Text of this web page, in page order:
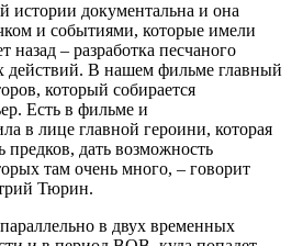
истории документальна и она
и событиями, которые имели
назад – разработка песчаного
действий. В нашем фильме главный
который собирается
Есть в фильме и
в лице главной героини, которая
предков, дать возможность
там очень много, – говорит
Тюрин.
в двух временных